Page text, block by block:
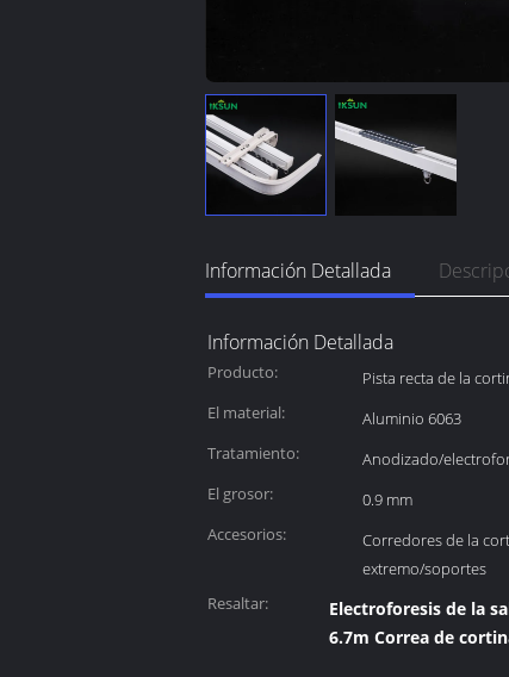
Información Detallada
Información Detallada
Producto: Pista recta de la
El material:
Aluminio 6063
Tratamiento:
Anodizado/
El grosor:
0.9 mm
Accesorios:
Corredores de la
extremo/soportes
Resaltar: Electroforesis de la
6.7m Correa de